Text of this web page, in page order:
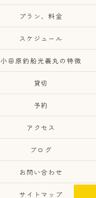
プラン、料金
スケジュール
小田原釣船光義丸の特徴
貸切
予約
アクセス
ブログ
お問い合わせ
サイトマップ